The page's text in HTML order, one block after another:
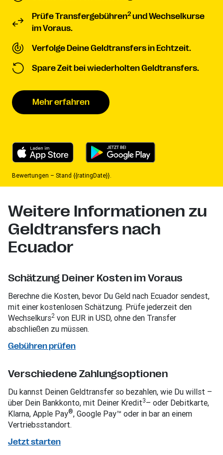
Prüfe Transfergebühren2 und Wechselkurse
im Voraus.
Verfolge Deine Geldtransfers in Echtzeit.
Spare Zeit bei wiederholten Geldtransfers.
Mehr erfahren
Bewertungen – Stand {{ratingDate}}.
Weitere Informationen zu
Geldtransfers nach
Ecuador
Schätzung Deiner Kosten im Voraus
Berechne die Kosten, bevor Du Geld nach Ecuador sendest,
mit einer kostenlosen Schätzung. Prüfe jederzeit den
Wechselkurs2 von EUR in USD, ohne den Transfer
abschließen zu müssen.
Gebühren prüfen
Verschiedene Zahlungsoptionen
Du kannst Deinen Geldtransfer so bezahlen, wie Du willst –
über Dein Bankkonto, mit Deiner Kredit3– oder Debitkarte,
Klarna, Apple Pay®, Google Pay™ oder in bar an einem
Vertriebsstandort.
Jetzt starten